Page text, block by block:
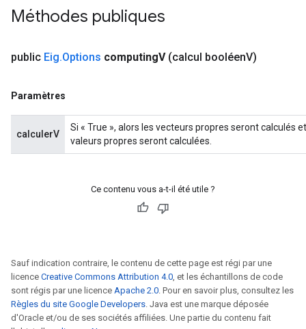
Méthodes publiques
public Eig.Options computingV (calcul booléenV)
Paramètres
calculerV
Si « True », alors les vecteurs propres seront calculés
valeurs propres seront calculées.
Ce contenu vous a-t-il été utile ?
Sauf indication contraire, le contenu de cette page est régi par une
licence Creative Commons Attribution 4.0, et les échantillons de code
sont régis par une licence Apache 2.0. Pour en savoir plus, consultez les
Règles du site Google Developers. Java est une marque déposée
d'Oracle et/ou de ses sociétés affiliées. Une partie du contenu fait